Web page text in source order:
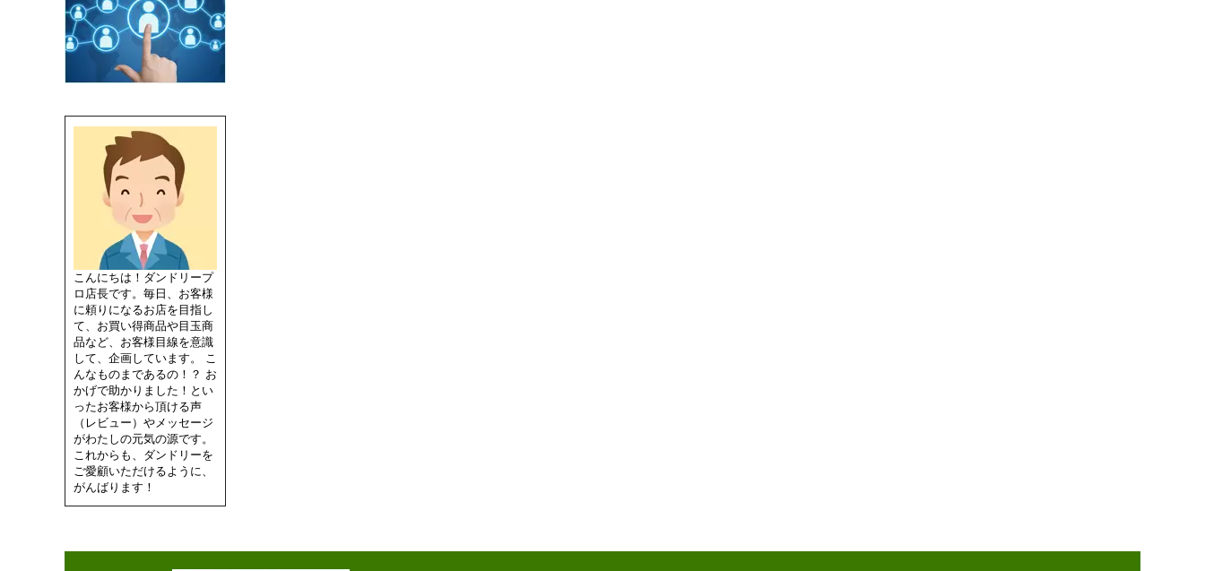
こんにちは！ダンドリープ
ロ店長です。毎日、お客様
に頼りになるお店を目指し
て、お買い得商品や目玉商
品など、お客様目線を意識
して、企画しています。 こ
んなものまであるの！？ お
かげで助かりました！とい
ったお客様から頂ける声
（レビュー）やメッセージ
がわたしの元気の源です。
これからも、ダンドリーを
ご愛顧いただけるように、
がんばります！